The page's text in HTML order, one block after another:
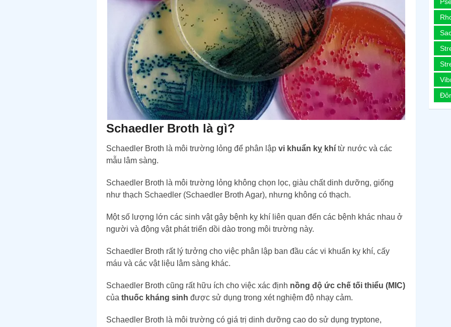
Schaedler Broth là gì?
Schaedler Broth là môi trường lỏng để phân lập vi khuẩn kỵ khí từ nước và các
mẫu lâm sàng.
Schaedler Broth là môi trường lỏng không chọn lọc, giàu chất dinh dưỡng, giống
như thạch Schaedler (Schaedler Broth Agar), nhưng không có thạch.
Một số lượng lớn các sinh vật gây bệnh kỵ khí liên quan đến các bệnh khác nhau ở
người và động vật phát triển dồi dào trong môi trường này.
Schaedler Broth rất lý tưởng cho việc phân lập ban đầu các vi khuẩn kỵ khí, cấy
máu và các vật liệu lâm sàng khác.
Schaedler Broth cũng rất hữu ích cho việc xác định nồng độ ức chế tối thiểu (MIC)
của thuốc kháng sinh được sử dụng trong xét nghiệm độ nhạy cảm.
Schaedler Broth là môi trường có giá trị dinh dưỡng cao do sử dụng tryptone,